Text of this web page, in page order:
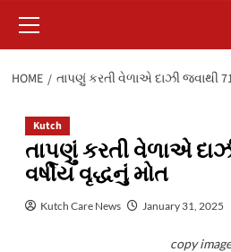
Menu
HOME તાપણું કરતી વેળાએ દાઝી જવાથી
Kutch
તાપણું કરતી વેળાએ
વર્ષીય વૃદ્ધનું મોત
Kutch Care News January 31, 2025
copy image